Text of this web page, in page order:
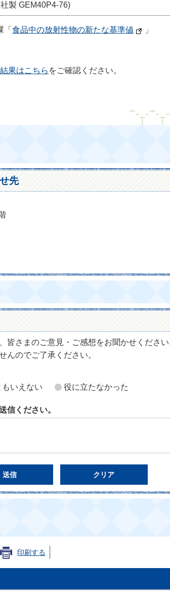
製 GEM40P4-76)
食品中の放射性物の新たな基準値 」
果はこちら をご確認ください。
先
皆さまのご意見・ご感想をお聞かせくださ
んのでご了承ください。
もいえない 役に立たなかった
信ください。
印刷する